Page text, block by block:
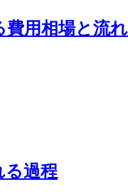
費用相場と流
る過程